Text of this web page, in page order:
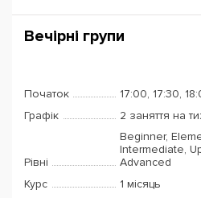
Вечірні групи
Початок
17:00, 17:30,
Графік
2 заняття на
Рівні
Beginner,
Intermediate,
Advanced
Курс
1 місяць